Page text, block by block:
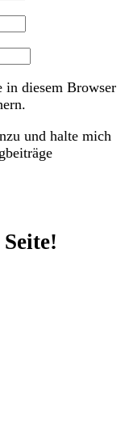
in diesem Browser
und halte mich